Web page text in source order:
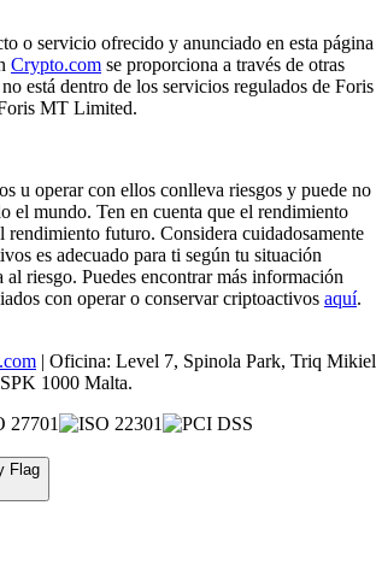
o servicio ofrecido y anunciado en esta página
Crypto.com se proporciona a través de otras
está dentro de los servicios regulados de Foris
MT Limited.
u operar con ellos conlleva riesgos y puede no
el mundo. Ten en cuenta que el rendimiento
rendimiento futuro. Considera cuidadosamente
es adecuado para ti según tu situación
riesgo. Puedes encontrar más información
con operar o conservar criptoactivos aquí.
| Oficina: Level 7, Spinola Park, Triq Mikiel
1000 Malta.